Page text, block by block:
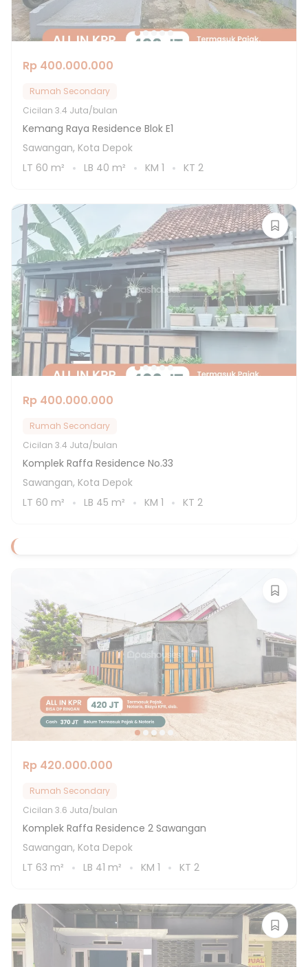
Rp 400.000.000
Rumah Secondary
Cicilan 3.4 Juta/bulan
Kemang Raya Residence Blok E1
Sawangan, Kota Depok
LT 60 m² LB 40 m² KM 1 KT 2
Rp 400.000.000
Rumah Secondary
Cicilan 3.4 Juta/bulan
Komplek Raffa Residence No.33
Sawangan, Kota Depok
LT 60 m² LB 45 m² KM 1 KT 2
Rp 420.000.000
Rumah Secondary
Cicilan 3.6 Juta/bulan
Komplek Raffa Residence 2 Sawangan
Sawangan, Kota Depok
LT 63 m² LB 41 m² KM 1 KT 2